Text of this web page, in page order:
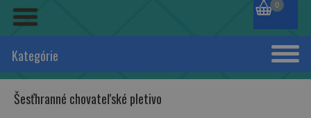
0
Kategórie
Šesťhranné chovateľské pletivo